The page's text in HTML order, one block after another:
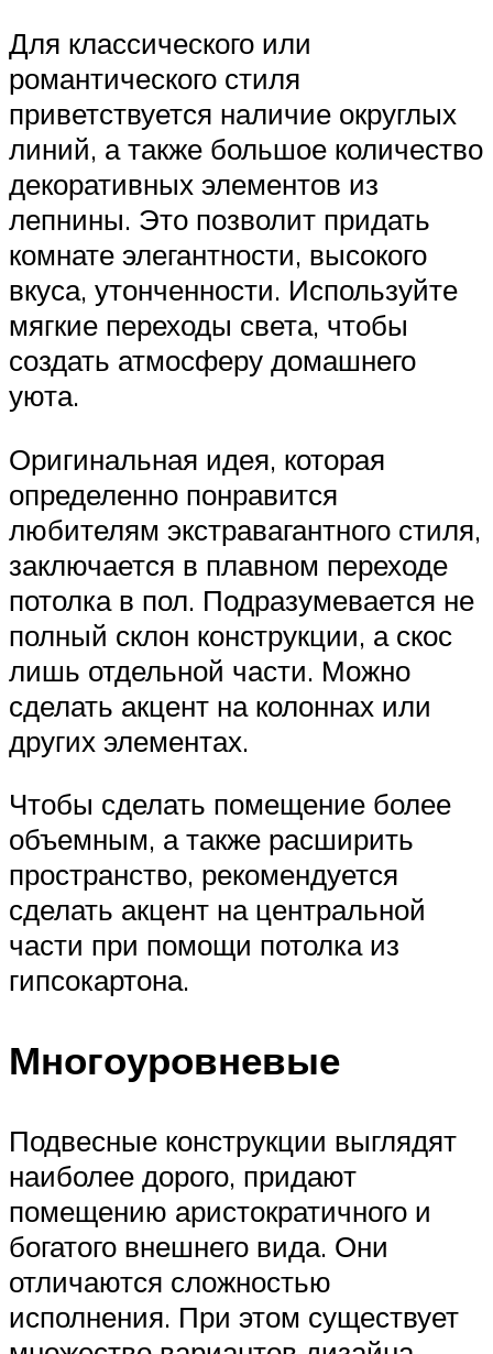
Для классического или
романтического стиля
приветствуется наличие округлых
линий, а также большое количество
декоративных элементов из
лепнины. Это позволит придать
комнате элегантности, высокого
вкуса, утонченности. Используйте
мягкие переходы света, чтобы
создать атмосферу домашнего
уюта.
Оригинальная идея, которая
определенно понравится
любителям экстравагантного стиля,
заключается в плавном переходе
потолка в пол. Подразумевается не
полный склон конструкции, а скос
лишь отдельной части. Можно
сделать акцент на колоннах или
других элементах.
Чтобы сделать помещение более
объемным, а также расширить
пространство, рекомендуется
сделать акцент на центральной
части при помощи потолка из
гипсокартона.
Многоуровневые
Подвесные конструкции выглядят
наиболее дорого, придают
помещению аристократичного и
богатого внешнего вида. Они
отличаются сложностью
исполнения. При этом существует